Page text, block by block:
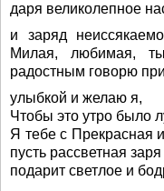
даря великолепное
и заряд
Милая, любимая,
радостным говорю
улыбкой и желаю я,
Чтобы это утро было
Я тебе с Прекрасная
пусть рассветная заря
подарит светлое и